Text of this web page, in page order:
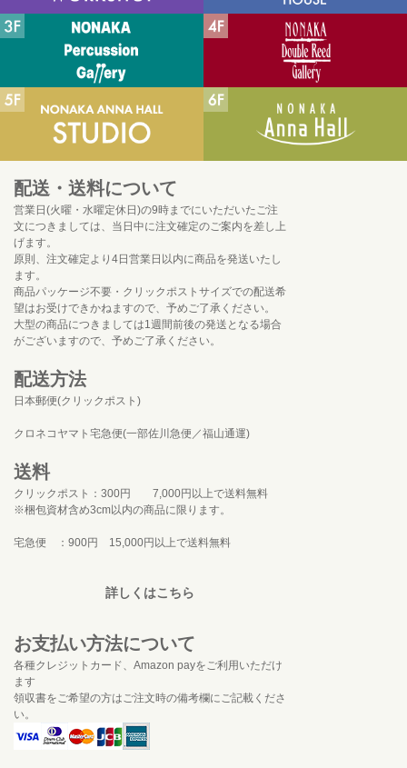
配送・送料について
営業日(火曜・水曜定休日)の9時までにいただいたご注
文につきましては、当日中に注文確定のご案内を差し上
げます。
原則、注文確定より4日営業日以内に商品を発送いたし
ます。
商品パッケージ不要・クリックポストサイズでの配送希
望はお受けできかねますので、予めご了承ください。
大型の商品につきましては1週間前後の発送となる場合
がございますので、予めご了承ください。
配送方法
日本郵便(クリックポスト)
クロネコヤマト宅急便(一部佐川急便／福山通運)
送料
クリックポスト：300円 7,000円以上で送料無料
※梱包資材含め3cm以内の商品に限ります。
宅急便 ：900円 15,000円以上で送料無料
詳しくはこちら
お支払い方法について
各種クレジットカード、Amazon payをご利用いただけ
ます
領収書をご希望の方はご注文時の備考欄にご記載くださ
い。